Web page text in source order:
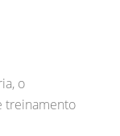
o
treinamento